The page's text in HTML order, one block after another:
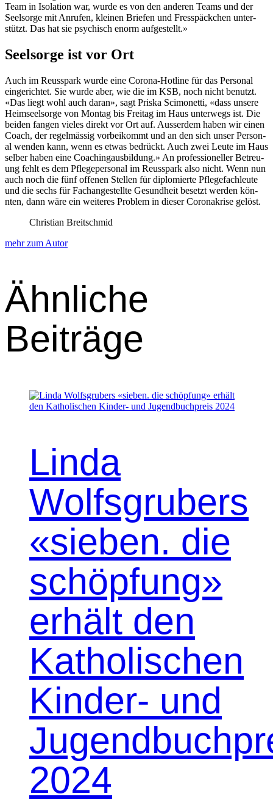
Team in Iso­la­tion war, wurde es von den anderen Teams und der
Seel­sorge mit Anrufen, kleinen Briefen und Fresspäckchen unter­
stützt. Das hat sie psy­chisch enorm aufgestellt.»
Seelsorge ist vor Ort
Auch im Reuss­park wurde eine Coro­na-Hot­line für das Per­son­al
ein­gerichtet. Sie wurde aber, wie die im KSB, noch nicht benutzt.
«Das liegt wohl auch daran», sagt Priska Sci­mon­et­ti, «dass unsere
Heim­seel­sorge von Mon­tag bis Fre­itag im Haus unter­wegs ist. Die
bei­den fan­gen vieles direkt vor Ort auf. Ausser­dem haben wir einen
Coach, der regelmäs­sig vor­beikommt und an den sich unser Per­son­
al wen­den kann, wenn es etwas bedrückt. Auch zwei Leute im Haus
sel­ber haben eine Coachin­gaus­bil­dung.» An pro­fes­sioneller Betreu­
ung fehlt es dem Pflegeper­son­al im Reuss­park also nicht. Wenn nun
auch noch die fünf offe­nen Stellen für diplomierte Pflege­fach­leute
und die sechs für Fachangestellte Gesund­heit beset­zt wer­den kön­
nten, dann wäre ein weit­eres Prob­lem in dieser Coro­n­akrise gelöst.
Christian Breitschmid
mehr zum Autor
Ähnliche
Beiträge
Linda
Wolfsgrubers
«sieben. die
schöpfung»
erhält den
Katholischen
Kinder- und
2024